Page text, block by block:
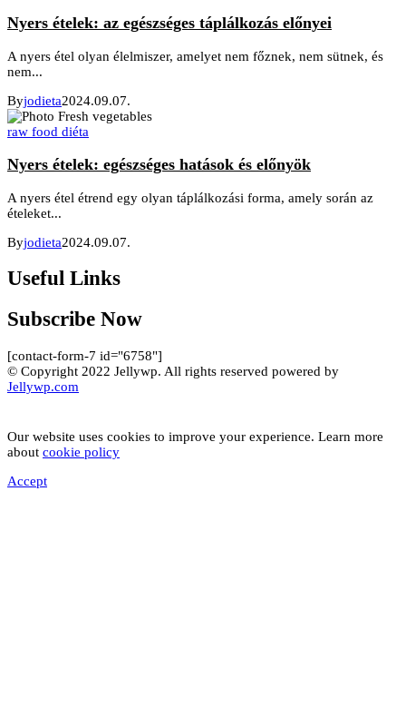
Nyers ételek: az egészséges táplálkozás előnyei
A nyers étel olyan élelmiszer, amelyet nem főznek, nem sütnek, és
nem...
Byjodieta2024.09.07.
raw food diéta
Nyers ételek: egészséges hatások és előnyök
A nyers étel étrend egy olyan táplálkozási forma, amely során az
ételeket...
Byjodieta2024.09.07.
Useful Links
Subscribe Now
[contact-form-7 id="6758"]
© Copyright 2022 Jellywp. All rights reserved powered by
Jellywp.com
Our website uses cookies to improve your experience. Learn more
about cookie policy
Accept